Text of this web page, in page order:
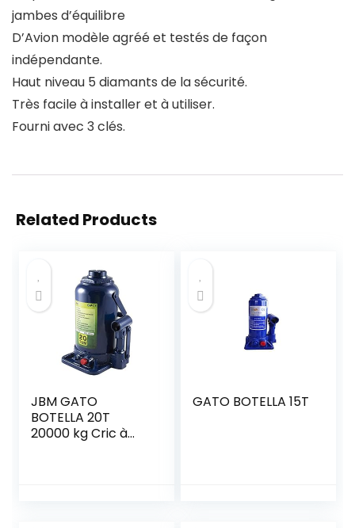
jambes d’équilibre
D’Avion modèle agréé et testés de façon
indépendante.
Haut niveau 5 diamants de la sécurité.
Très facile à installer et à utiliser.
Fourni avec 3 clés.
Related Products
JBM GATO
BOTELLA 20T
20000 kg Cric à
GATO BOTELLA 15T